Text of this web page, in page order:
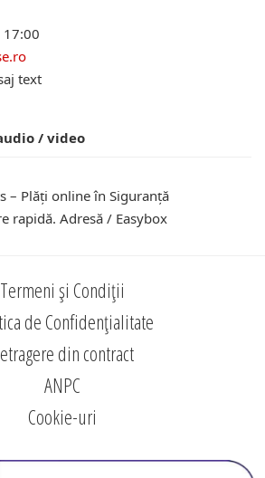
17:00
text
/ video
– Plăți online în Siguranță
rapidă. Adresă / Easybox
Termeni și Condiții
de Confidențialitate
din contract
ANPC
Cookie-uri